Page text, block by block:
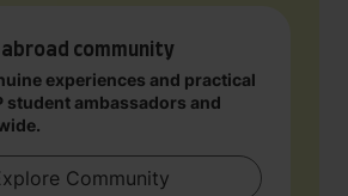
community
experiences and practical
student ambassadors and
Explore Community